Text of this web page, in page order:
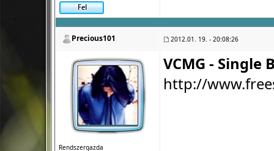
Precious101 2012.01. 19. - 20:08:26
Rendszergazda
VCMG - Single
http://